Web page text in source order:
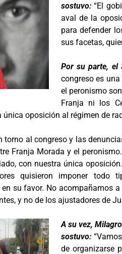
sostuvo: “El
aval de la
para defender
sus facetas,
Por su parte, el
congreso es
el peronismo
Franja ni los
oposición al régimen de
torno al congreso y las
Franja Morada y el
con nuestra única
quisieron imponer todo
su favor. No acompañamos
y no de los ajustadores de
A su vez,
sostuvo:
de organizarse